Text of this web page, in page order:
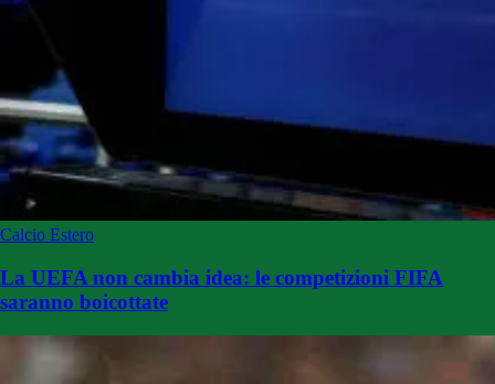
Calcio Estero
La UEFA non cambia idea: le competizioni FIFA
saranno boicottate